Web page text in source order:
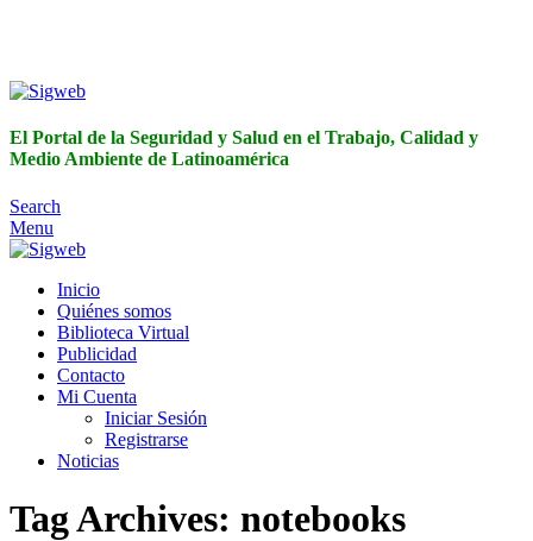
El Portal de la Seguridad y Salud en el Trabajo, Calidad y
Medio Ambiente de Latinoamérica
Search
Menu
Inicio
Quiénes somos
Biblioteca Virtual
Publicidad
Contacto
Mi Cuenta
Iniciar Sesión
Registrarse
Noticias
Tag Archives: notebooks